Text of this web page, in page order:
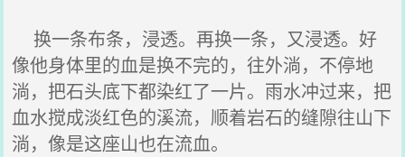
换一条布条，浸透。再换一条，又浸透。好
像他身体里的血是换不完的，往外淌，不停地
淌，把石头底下都染红了一片。雨水冲过来，把
血水搅成淡红色的溪流，顺着岩石的缝隙往山下
淌，像是这座山也在流血。